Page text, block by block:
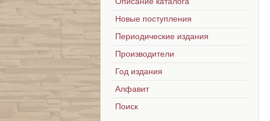
Новые поступления
Периодические издания
Производители
Год издания
Алфавит
Поиск